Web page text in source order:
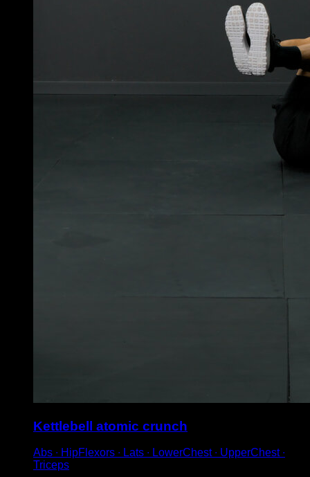
Kettlebell atomic crunch
Abs ∙ HipFlexors ∙ Lats ∙ LowerChest ∙ UpperChest ∙
Triceps